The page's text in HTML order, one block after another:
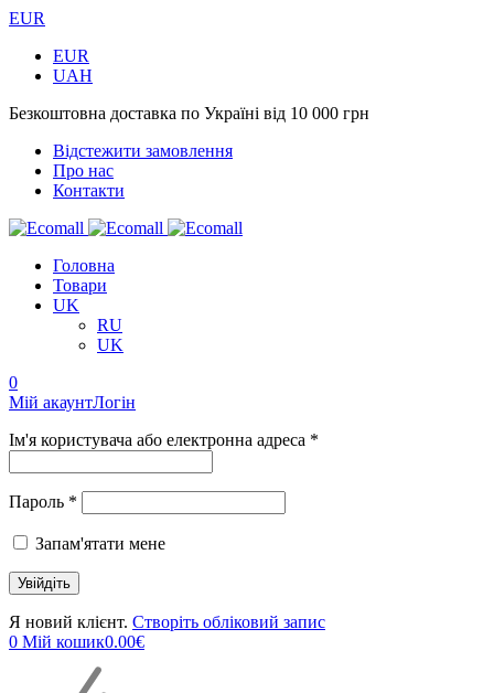
EUR
EUR
UAH
Безкоштовна доставка по Україні від 10 000 грн
Відстежити замовлення
Про нас
Контакти
Головна
Товари
UK
RU
UK
0
Мій акаунтЛогін
Ім'я користувача або електронна адреса *
Пароль *
Запам'ятати мене
Я новий клієнт. Створіть обліковий запис
0 Мій кошик0.00€